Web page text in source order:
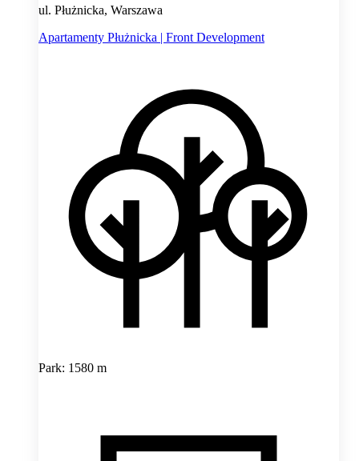
ul. Płużnicka, Warszawa
Apartamenty Płużnicka | Front Development
Park: 1580 m